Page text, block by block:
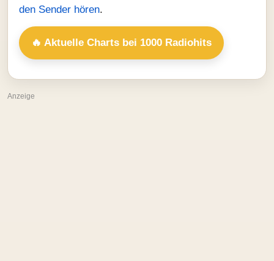
den Sender hören.
🔥 Aktuelle Charts bei 1000 Radiohits
Anzeige